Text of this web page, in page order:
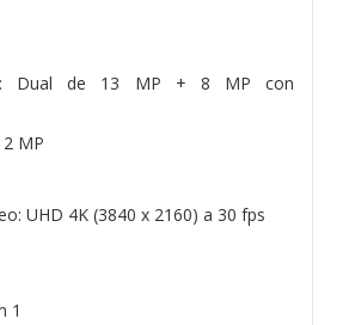
Dual de 13 MP + 8 MP con
MP
UHD 4K (3840 x 2160) a 30 fps
1